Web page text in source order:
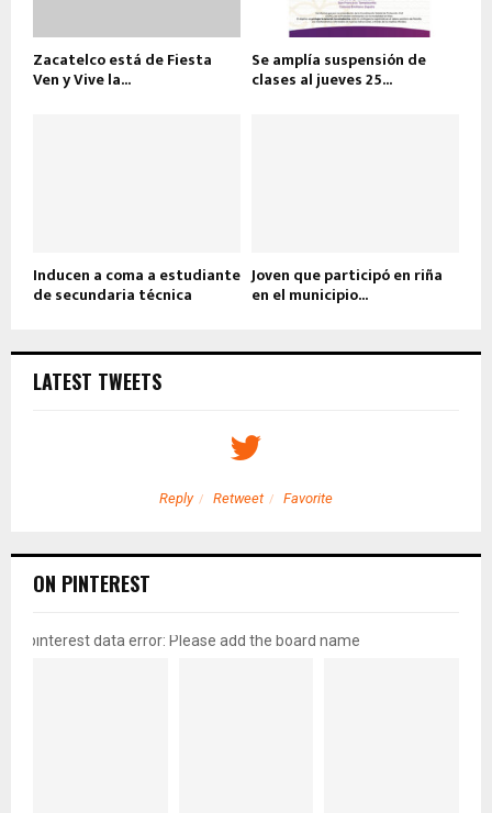
Zacatelco está de Fiesta
Ven y Vive la...
Se amplía suspensión de
clases al jueves 25...
Inducen a coma a estudiante
de secundaria técnica
Joven que participó en riña
en el municipio...
LATEST TWEETS
Reply Retweet Favorite
ON PINTEREST
pinterest data error: Please add the board name